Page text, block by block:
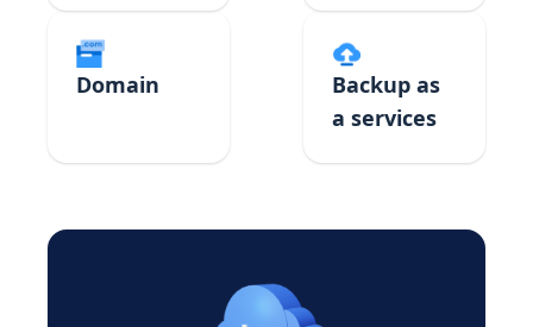
Domain
Backup as
a services